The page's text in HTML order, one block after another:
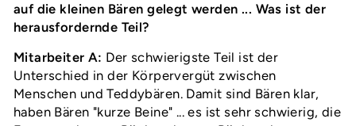
auf die kleinen Bären gelegt werden ... Was ist der
herausfordernde Teil?
Mitarbeiter A: Der schwierigste Teil ist der
Unterschied in der Körpervergüt zwischen
Menschen und Teddybären. Damit sind Bären klar,
haben Bären "kurze Beine" ... es ist sehr schwierig, die